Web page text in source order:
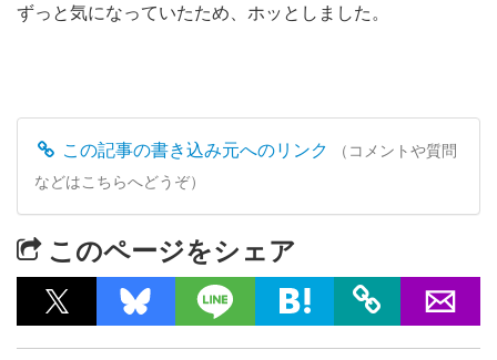
ずっと気になっていたため、ホッとしました。
この記事の書き込み元へのリンク
（コメントや質問
などはこちらへどうぞ）
このページをシェア